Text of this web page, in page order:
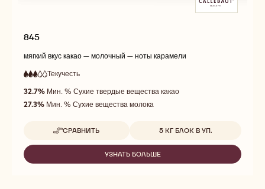
845
мягкий вкус какао — молочный — ноты карамели
3
out
of
5
Текучесть
текучесть
32.7% Мин. % Сухие твердые вещества какао
27.3% Мин. % Сухие вещества молока
СРАВНИТЬ
-
845
Доступные размеры
5 КГ БЛОК В УП.
УЗНАТЬ БОЛЬШЕ
-